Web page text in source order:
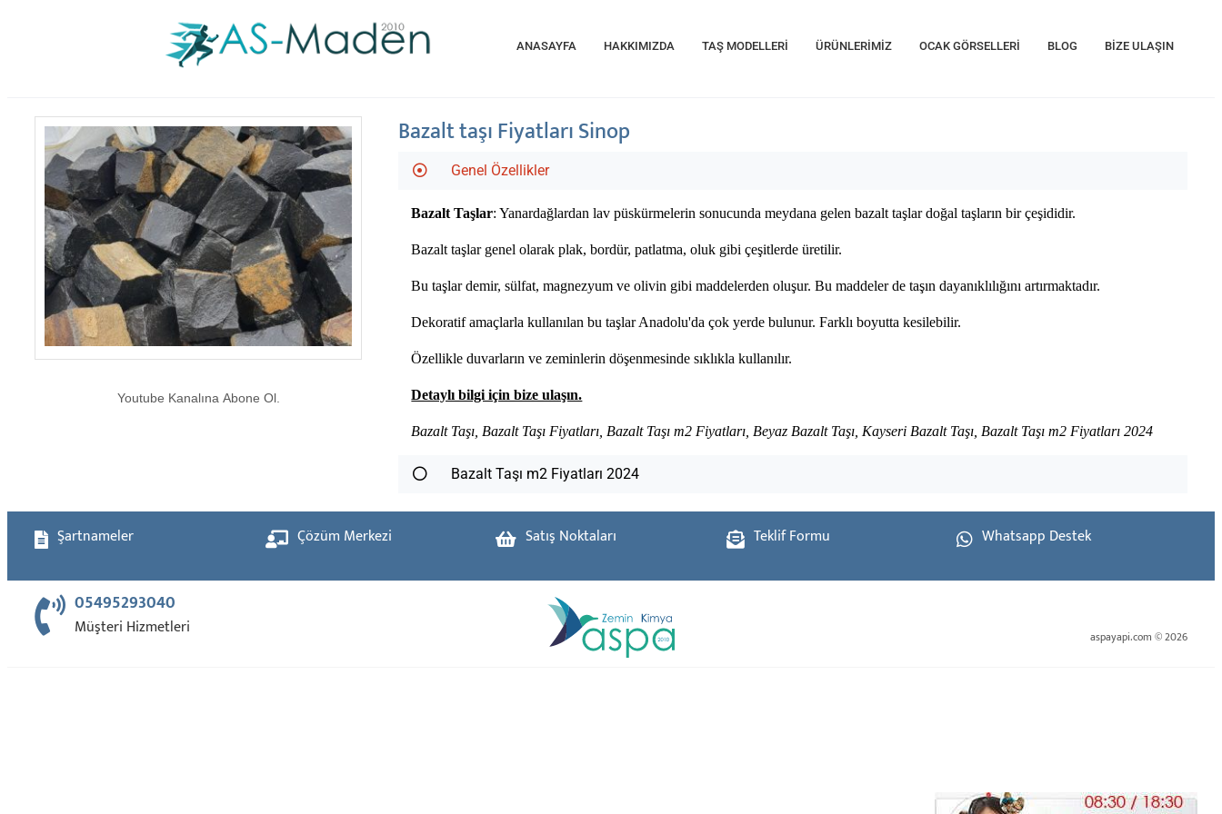
ANASAYFA HAKKIMIZDA TAŞ MODELLERİ ÜRÜNLERİMİZ OCAK GÖRSELLERİ BLOG BİZE ULAŞIN
Youtube Kanalına Abone Ol.
Bazalt taşı Fiyatları Sinop
Genel Özellikler
Bazalt Taşlar: Yanardağlardan lav püskürmelerin sonucunda meydana gelen bazalt taşlar doğal taşların bir çeşididir.
Bazalt taşlar genel olarak plak, bordür, patlatma, oluk gibi çeşitlerde üretilir.
Bu taşlar demir, sülfat, magnezyum ve olivin gibi maddelerden oluşur. Bu maddeler de taşın dayanıklılığını artırmaktadır.
Dekoratif amaçlarla kullanılan bu taşlar Anadolu'da çok yerde bulunur. Farklı boyutta kesilebilir.
Özellikle duvarların ve zeminlerin döşenmesinde sıklıkla kullanılır.
Detaylı bilgi için bize ulaşın.
Bazalt Taşı, Bazalt Taşı Fiyatları, Bazalt Taşı m2 Fiyatları, Beyaz Bazalt Taşı, Kayseri Bazalt Taşı, Bazalt Taşı m2 Fiyatları 2024
Bazalt Taşı m2 Fiyatları 2024
Şartnameler Çözüm Merkezi Satış Noktaları Teklif Formu Whatsapp Destek
05495293040
Müşteri Hizmetleri aspayapi.com © 2026